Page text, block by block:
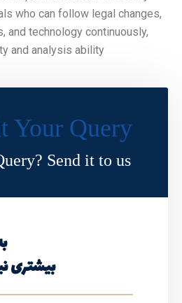
graduate as individuals
global developments, and
have reasoning ability
Submit
Have a